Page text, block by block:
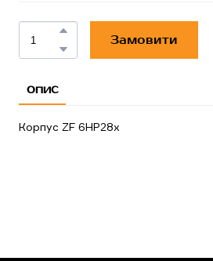
Замовити
ОПИС
Корпус ZF 6HP28x